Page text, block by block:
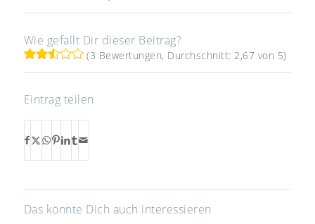
Wie gefällt Dir dieser Beitrag?
(3 Bewertungen, Durchschnitt: 2,67 von 5)
Eintrag teilen
Das könnte Dich auch interessieren